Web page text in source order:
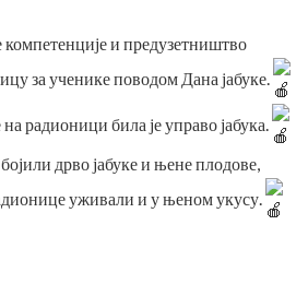
и предузетништво
за ученике поводом Дана јабуке.
радионици била је управо јабука.
дрво јабуке и њене плодове,
уживали и у њеном укусу.